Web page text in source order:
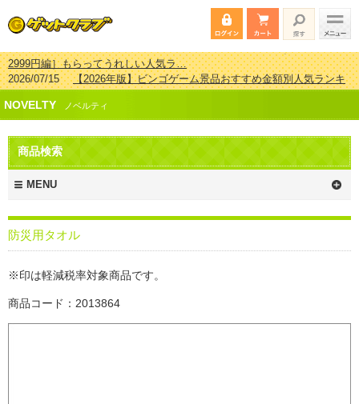
2026/07/15【2026年版】ビンゴゲーム景品おすすめ金額別人気ランキ
ング 更新しました！
2026/04/03【2026年版】ゴルフコンペ景品 3000円未満［2000円～
2999円編］もらってうれしい人気ラ…
2026/02/16【2026年版】結婚式の二次会で貰って嬉しい景品とは？ 更
新しました！
2026/02/03
2999円編］もらってうれしい人気ラ…
NOVELTY ノベルティ
商品検索
MENU
防災用タオル
※印は軽減税率対象商品です。
商品コード：2013864